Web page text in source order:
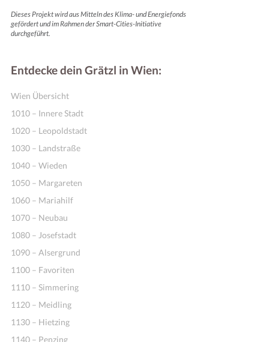
Dieses Projekt wird aus Mitteln des Klima- und Energiefonds
gefördert und im Rahmen der Smart-Cities-Initiative
durchgeführt.
Entdecke dein Grätzl in Wien:
Wien Übersicht
1010 – Innere Stadt
1020 – Leopoldstadt
1030 – Landstraße
1040 – Wieden
1050 – Margareten
1060 – Mariahilf
1070 – Neubau
1080 – Josefstadt
1090 – Alsergrund
1100 – Favoriten
1110 – Simmering
1120 – Meidling
1130 – Hietzing
1140 – Penzing